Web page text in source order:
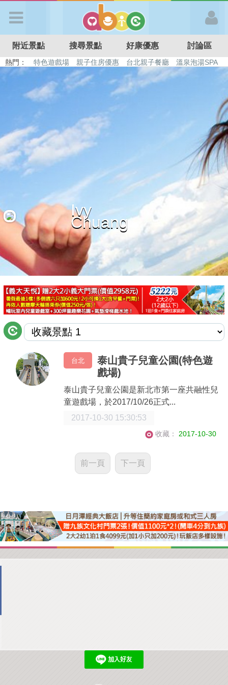
APP登入
首 頁
搜尋景點
好康優惠
最新留言
商家合作
推薦景點
討論區
聯絡我們
APP下載
附近景點 搜尋景點 好康優惠 討論區
熱門： 特色遊戲場 親子住房優惠 台北親子餐廳
溫泉泡湯SPA
溜滑梯民宿
觀光工廠 日本親子景點
Ivy
Chuang
台北
泰山貴子兒童公園(特色遊
戲場)
泰山貴子兒童公園是新北市第一座共融性兒
童遊戲場，於2017/10/26正式...
2017-10-30 15:30:53
收藏： 2017-10-30
前一頁 下一頁